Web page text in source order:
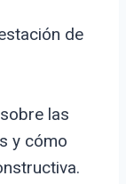
de
las
y cómo